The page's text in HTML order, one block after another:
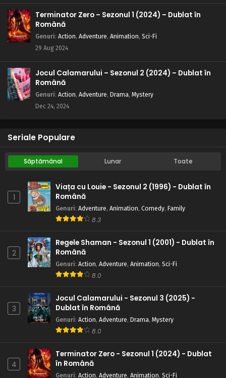
Terminator Zero – Sezonul 1 (2024) – Dublat în
Română
Genuri: Action, Adventure, Animation, Sci-Fi
29 Aug 2024
Jocul Calamarului – Sezonul 2 (2024) – Dublat în
Română
Genuri: Action, Adventure, Drama, Mystery
Dec 24, 2024
Seriale Populare
Săptămânal Lunar Toate
1
Viața cu Louie - Sezonul 2 (1996) - Dublat în
Română
Genuri: Adventure, Animation, Comedy, Family
8.3
2
Regele Shaman - Sezonul 1 (2001) - Dublat în
Română
Genuri: Action, Adventure, Animation, Sci-Fi
8.0
3
Jocul Calamarului - Sezonul 3 (2025) -
Dublat în Română
Genuri: Action, Adventure, Drama, Mystery
8.0
4
Terminator Zero - Sezonul 1 (2024) - Dublat
în Română
Genuri: Action, Adventure, Animation, Sci-Fi